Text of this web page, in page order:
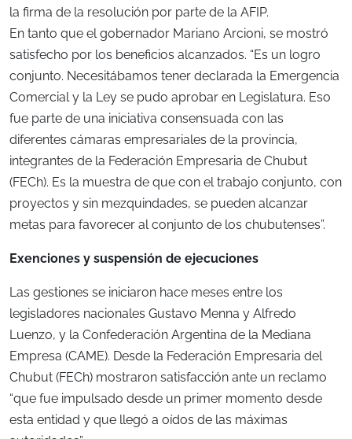
la firma de la resolución por parte de la AFIP.
En tanto que el gobernador Mariano Arcioni, se mostró
satisfecho por los beneficios alcanzados. “Es un logro
conjunto. Necesitábamos tener declarada la Emergencia
Comercial y la Ley se pudo aprobar en Legislatura. Eso
fue parte de una iniciativa consensuada con las
diferentes cámaras empresariales de la provincia,
integrantes de la Federación Empresaria de Chubut
(FECh). Es la muestra de que con el trabajo conjunto, con
proyectos y sin mezquindades, se pueden alcanzar
metas para favorecer al conjunto de los chubutenses”.
Exenciones y suspensión de ejecuciones
Las gestiones se iniciaron hace meses entre los
legisladores nacionales Gustavo Menna y Alfredo
Luenzo, y la Confederación Argentina de la Mediana
Empresa (CAME). Desde la Federación Empresaria del
Chubut (FECh) mostraron satisfacción ante un reclamo
“que fue impulsado desde un primer momento desde
esta entidad y que llegó a oídos de las máximas